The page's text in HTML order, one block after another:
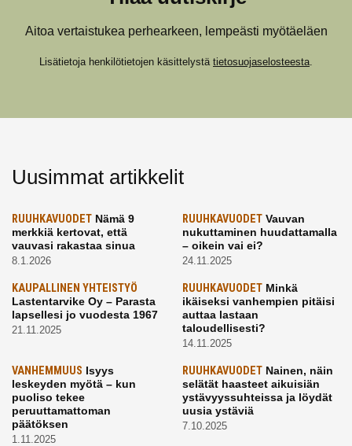
Aitoa vertaistukea perhearkeen, lempeästi myötäeläen
Lisätietoja henkilötietojen käsittelystä tietosuojaselosteesta
Uusimmat artikkelit
RUUHKAVUODET Nämä 9
merkkiä kertovat, että
vauvasi rakastaa sinua
8.1.2026
RUUHKAVUODETVauvan
nukuttaminen huudattamalla
– oikein vai ei?
24.11.2025
KAUPALLINEN YHTEISTYÖ
Lastentarvike Oy – Parasta
lapsellesi jo vuodesta 1967
21.11.2025
RUUHKAVUODETMinkä
ikäiseksi vanhempien pitäisi
auttaa lastaan
taloudellisesti?
14.11.2025
VANHEMMUUS Isyys
leskeyden myötä – kun
puoliso tekee
peruuttamattoman
päätöksen
1.11.2025
RUUHKAVUODETNainen, näin
selätät haasteet aikuisiän
ystävyyssuhteissa ja löydät
uusia ystäviä
7.10.2025